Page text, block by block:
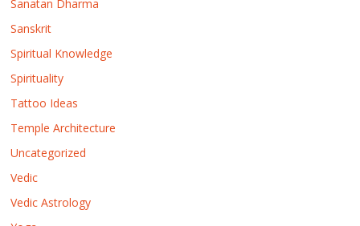
Sanatan Dharma
Sanskrit
Spiritual Knowledge
Spirituality
Tattoo Ideas
Temple Architecture
Uncategorized
Vedic
Vedic Astrology